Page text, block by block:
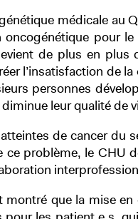
médicale au
pour
de plus en plus
l’insatisfaction de
personnes
leur qualité de
de cancer du
ce problème, le CHU
montré que la mise